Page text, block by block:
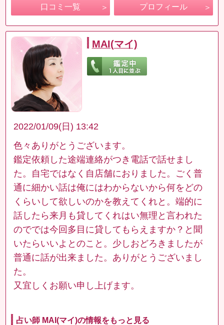
口コミ一覧 プロフィール
MAI(マイ)
2022/01/09(日) 13:42
色々ありがとうございます。
鑑定依頼した途端連絡がつき電話で話せまし
た。自宅ではなく自店舗におりました。ごく普
通に細かい話は俺にはわからないから何をどの
くらいして欲しいのかを教えてくれと。端的に
話したら来月も貸してくれはい無理と言われた
のででは今回多目に貸してもらえますか？と聞
いたらいいよとのこと。少しおどろきましたが
普通に話が出来ました。ありがとうございまし
た。
又宜しくお願い申し上げます。
占い師 MAI(マイ)の情報をもっと見る